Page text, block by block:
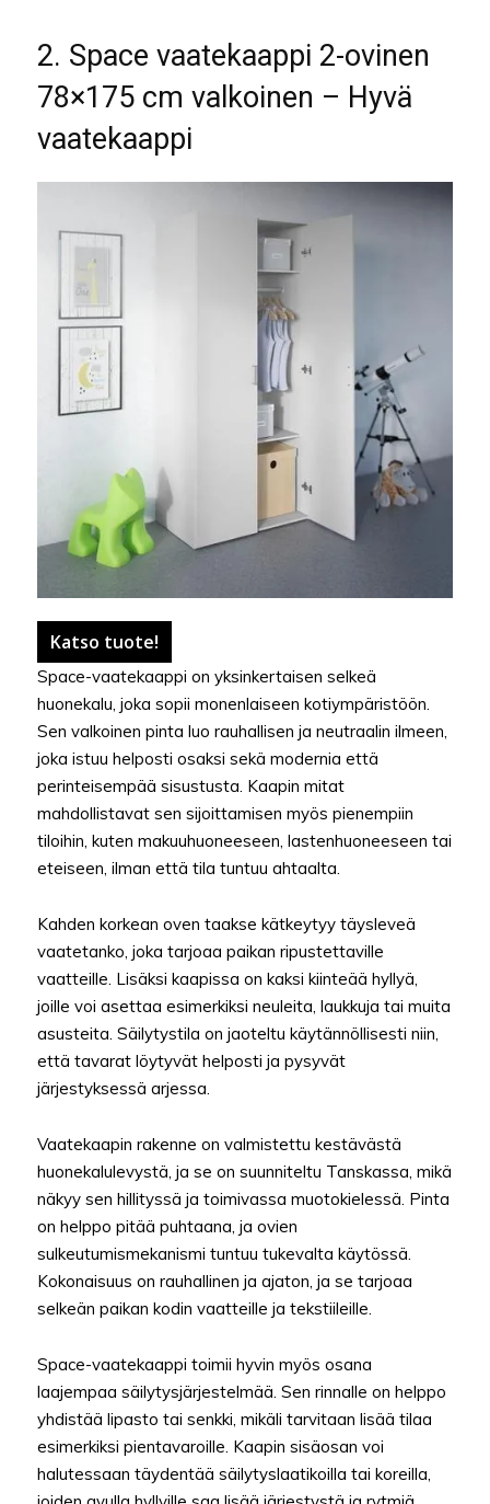
2. Space vaatekaappi 2-ovinen
78×175 cm valkoinen – Hyvä
vaatekaappi
Katso tuote!
Space-vaatekaappi on yksinkertaisen selkeä
huonekalu, joka sopii monenlaiseen kotiympäristöön.
Sen valkoinen pinta luo rauhallisen ja neutraalin ilmeen,
joka istuu helposti osaksi sekä modernia että
perinteisempää sisustusta. Kaapin mitat
mahdollistavat sen sijoittamisen myös pienempiin
tiloihin, kuten makuuhuoneeseen, lastenhuoneeseen tai
eteiseen, ilman että tila tuntuu ahtaalta.
Kahden korkean oven taakse kätkeytyy täysleveä
vaatetanko, joka tarjoaa paikan ripustettaville
vaatteille. Lisäksi kaapissa on kaksi kiinteää hyllyä,
joille voi asettaa esimerkiksi neuleita, laukkuja tai muita
asusteita. Säilytystila on jaoteltu käytännöllisesti niin,
että tavarat löytyvät helposti ja pysyvät
järjestyksessä arjessa.
Vaatekaapin rakenne on valmistettu kestävästä
huonekalulevystä, ja se on suunniteltu Tanskassa, mikä
näkyy sen hillityssä ja toimivassa muotokielessä. Pinta
on helppo pitää puhtaana, ja ovien
sulkeutumismekanismi tuntuu tukevalta käytössä.
Kokonaisuus on rauhallinen ja ajaton, ja se tarjoaa
selkeän paikan kodin vaatteille ja tekstiileille.
Space-vaatekaappi toimii hyvin myös osana
laajempaa säilytysjärjestelmää. Sen rinnalle on helppo
yhdistää lipasto tai senkki, mikäli tarvitaan lisää tilaa
esimerkiksi pientavaroille. Kaapin sisäosan voi
halutessaan täydentää säilytyslaatikoilla tai koreilla,